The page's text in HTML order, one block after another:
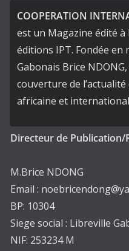
COOPERATION
est un Magazine édité
éditions IPT. Fondée en
Gabonais Brice
couverture de
africaine et
Directeur de Publication/
M.Brice NDONG
Email :
BP: 10304
Siege social : Libreville
NIF: 253234 M